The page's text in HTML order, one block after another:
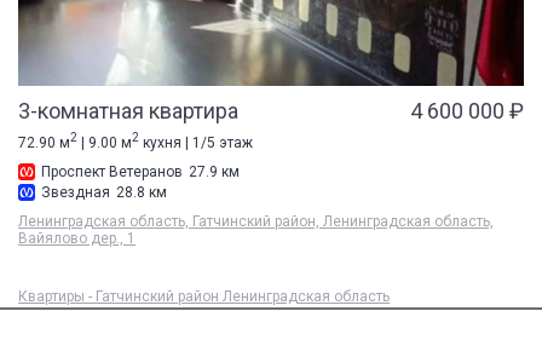
3-комнатная квартира 4 600 000 ₽
72.90 м2 | 9.00 м2 кухня | 1/5 этаж
Проспект Ветеранов 27.9 км
Звездная 28.8 км
Ленинградская область, Гатчинский район, Ленинградская область,
Вайялово дер., 1
Квартиры - Гатчинский район Ленинградская область